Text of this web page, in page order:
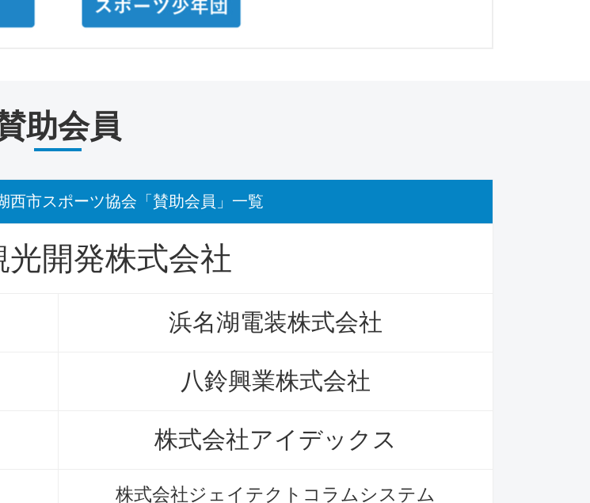
助会員
西市スポーツ協会「賛助会員」一覧
光開発株式会社
浜名湖電装株式会社
八鈴興業株式会社
株式会社アイデックス
株式会社ジェイテクトコラムシステム